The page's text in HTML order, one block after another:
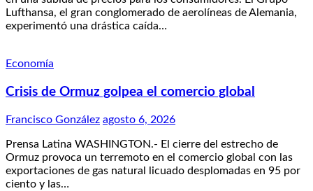
Lufthansa, el gran conglomerado de aerolíneas de Alemania,
experimentó una drástica caída…
Economía
Crisis de Ormuz golpea el comercio global
Francisco González agosto 6, 2026
Prensa Latina WASHINGTON.- El cierre del estrecho de
Ormuz provoca un terremoto en el comercio global con las
exportaciones de gas natural licuado desplomadas en 95 por
ciento y las…